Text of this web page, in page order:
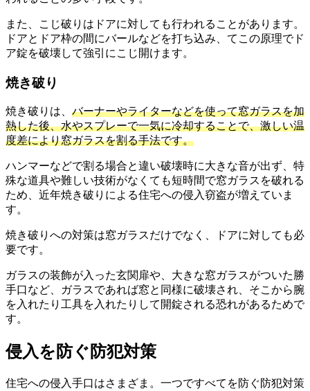
また、こじ破りはドアに対しても行われることがあります。
ドアとドア枠の間にバールなどを打ち込み、てこの原理でド
ア錠を破壊して強引にこじ開けます。
焼き破り
焼き破りは、 バーナーやライターなどを使って窓ガラスを加
熱した後、水やスプレーで一気に冷却することで、激しい温
度差により窓ガラスを割る手法です。
ハンマーなどで割る場合と違い破壊時に大きな音が出ず、特
殊な道具や難しい技術がなくても短時間で窓ガラスを破れる
ため、近年焼き破りによる住宅への侵入窃盗が増えていま
す。
焼き破りへの対策は窓ガラスだけでなく、ドアに対しても必
要です。
ガラスの装飾が入った玄関扉や、大きな窓ガラスがついた勝
手口など、ガラスであれば窓と同様に破壊され、そこから腕
を入れたり工具を入れたりして開錠される恐れがあるためで
す。
侵入を防ぐ防犯対策
住宅への侵入手口はさまざま。一つですべてを防ぐ防犯対策